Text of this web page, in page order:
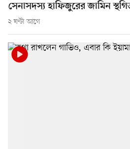
সেনাসদস্য হাফিজুরের জামিন
২ ঘণ্টা আগে